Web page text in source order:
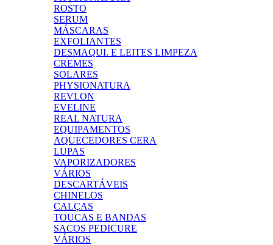
ROSTO
SERUM
MÁSCARAS
EXFOLIANTES
DESMAQUI. E LEITES LIMPEZA
CREMES
SOLARES
PHYSIONATURA
REVLON
EVELINE
REAL NATURA
EQUIPAMENTOS
AQUECEDORES CERA
LUPAS
VAPORIZADORES
VÁRIOS
DESCARTÁVEIS
CHINELOS
CALÇAS
TOUCAS E BANDAS
SACOS PEDICURE
VÁRIOS